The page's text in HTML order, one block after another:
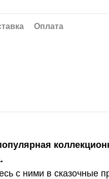
Оплата
с ними в сказочные